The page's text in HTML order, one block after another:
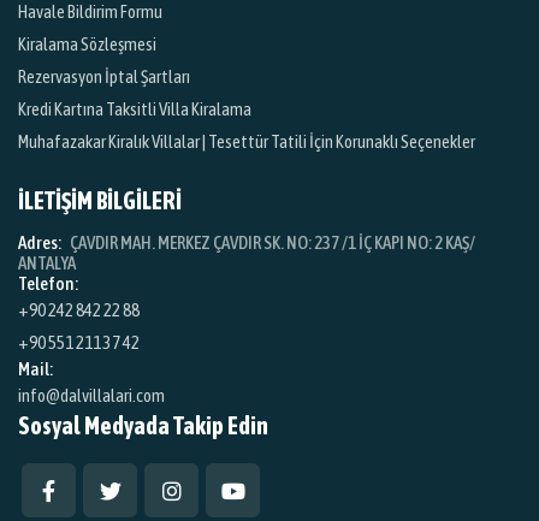
Havale Bildirim Formu
Kiralama Sözleşmesi
Rezervasyon İptal Şartları
Kredi Kartına Taksitli Villa Kiralama
Muhafazakar Kiralık Villalar | Tesettür Tatili İçin Korunaklı Seçenekler
İLETİŞİM BİLGİLERİ
Adres: ÇAVDIR MAH. MERKEZ ÇAVDIR SK. NO: 237 /1 İÇ KAPI NO: 2 KAŞ/
ANTALYA
Telefon:
+90 242 842 22 88
+90 551 211 37 42
Mail:
info@dalvillalari.com
Sosyal Medyada Takip Edin